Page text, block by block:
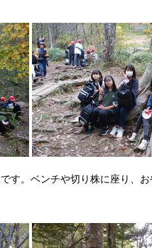
す。ベンチや切り株に座り、